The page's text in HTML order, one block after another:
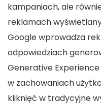
kampaniach, ale
reklamach
Google wprowadza
odpowiedziach
Generative Experience
w zachowaniach
kliknięć w tradycyjne